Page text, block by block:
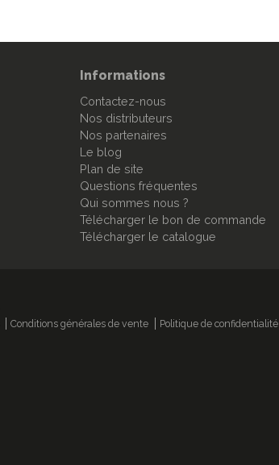
Informations
Contactez-nous
Nos distributeurs
Nos partenaires
Le blog
Plan de site
Questions fréquentes
Qui sommes nous ?
Télécharger le bon de commande
Télécharger le catalogue
Conditions générales de vente Politique de confidentialité